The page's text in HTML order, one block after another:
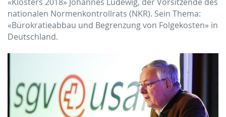
nationalen Normenkontrollrats (NKR). Sein Thema:
«Bürokratieabbau und Begrenzung von Folgekosten» in
Deutschland.